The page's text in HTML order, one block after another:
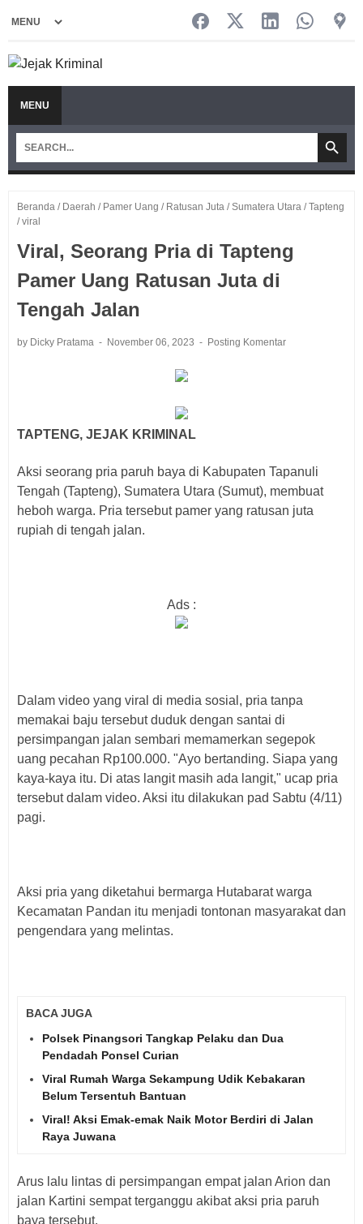
MENU
Beranda / Daerah / Pamer Uang / Ratusan Juta /Sumatera Utara /Tapteng
/viral
Viral, Seorang Pria di Tapteng
Pamer Uang Ratusan Juta di
Tengah Jalan
by Dicky Pratama November 06, 2023 Posting Komentar
TAPTENG, JEJAK KRIMINAL
Aksi seorang pria paruh baya di Kabupaten Tapanuli
Tengah (Tapteng), Sumatera Utara (Sumut), membuat
heboh warga. Pria tersebut pamer yang ratusan juta
rupiah di tengah jalan.
Ads :
Dalam video yang viral di media sosial, pria tanpa
memakai baju tersebut duduk dengan santai di
persimpangan jalan sembari memamerkan segepok
uang pecahan Rp100.000. "Ayo bertanding. Siapa yang
kaya-kaya itu. Di atas langit masih ada langit," ucap pria
tersebut dalam video. Aksi itu dilakukan pad Sabtu (4/11)
pagi.
Aksi pria yang diketahui bermarga Hutabarat warga
Kecamatan Pandan itu menjadi tontonan masyarakat dan
pengendara yang melintas.
BACA JUGA
Polsek Pinangsori Tangkap Pelaku dan Dua
Pendadah Ponsel Curian
Viral Rumah Warga Sekampung Udik Kebakaran
Belum Tersentuh Bantuan
Viral! Aksi Emak-emak Naik Motor Berdiri di Jalan
Raya Juwana
Arus lalu lintas di persimpangan empat jalan Arion dan
jalan Kartini sempat terganggu akibat aksi pria paruh
baya tersebut.